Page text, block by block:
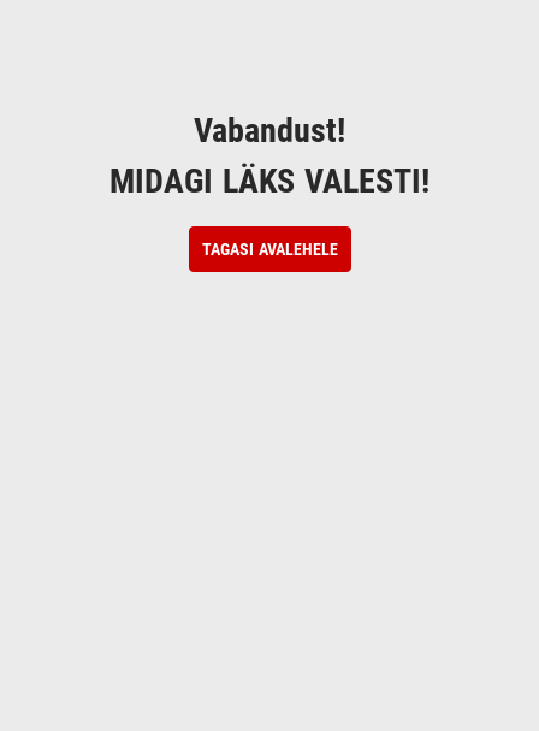
Vabandust!
MIDAGI LÄKS VALESTI!
TAGASI AVALEHELE